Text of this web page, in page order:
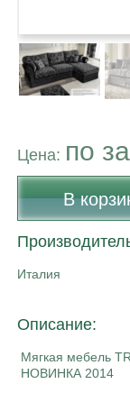
Цена: по
В
Италия
Описание:
Мягкая мебель
НОВИНКА 2014